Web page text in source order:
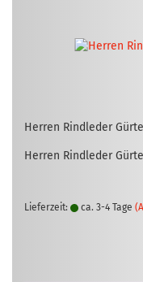
Her­ren Rind­le­der
Her­ren Rind­le­der
Lieferzeit: ca. 3-4 Tage